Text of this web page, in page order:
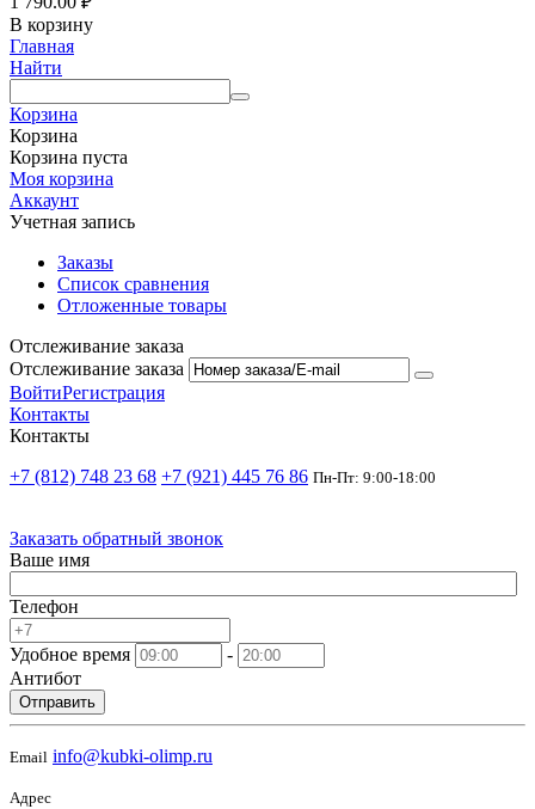
В корзину
Главная
Найти
Корзина
Корзина
Корзина пуста
Моя корзина
Аккаунт
Учетная запись
Заказы
Список сравнения
Отложенные товары
Отслеживание заказа
Отслеживание заказа
ВойтиРегистрация
Контакты
Контакты
+7 (812) 748 23 68 +7 (921) 445 76 86 Пн-Пт: 9:00-18:00
Заказать обратный звонок
Ваше имя
Телефон
Удобное время
-
Антибот
Отправить
Email info@kubki-olimp.ru
Адрес